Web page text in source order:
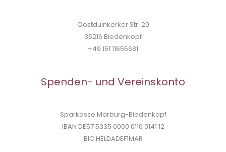
Oostduinkerker Str. 20
35216 Biedenkopf
+49 151 11655681
Spenden- und Vereinskonto
Sparkasse Marburg-Biedenkopf
IBAN DE57 5335 0000 0110 0141 12
BIC HELDADEF1MAR